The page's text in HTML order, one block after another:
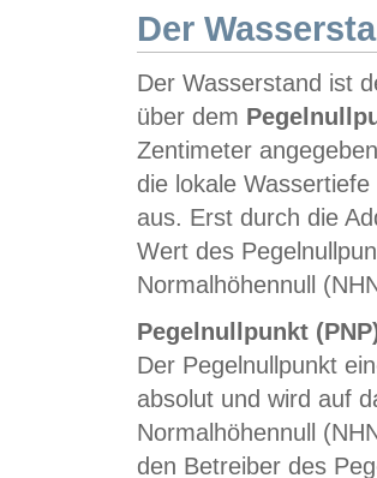
Der
Der Wasserstand ist
über dem
Zentimeter
die lokale
aus. Erst durch die
Wert des
Normalhöhennull
Pegelnullpunkt
Der Pegelnullpunkt
absolut und wird auf
Normalhöhennull
den Betreiber des